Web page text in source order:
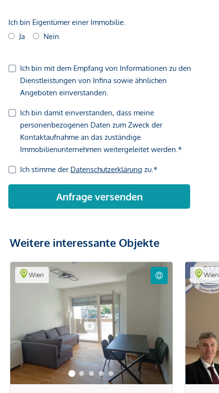
Weitere interessante Objekte
Wien Wien